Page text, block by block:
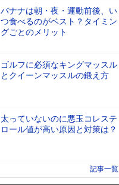
バナナは朝・夜・運動前後、い
つ食べるのがベスト？タイミン
グごとのメリット
ゴルフに必須なキングマッスル
とクイーンマッスルの鍛え方
太っていないのに悪玉コレステ
ロール値が高い原因と対策は？
記事一覧